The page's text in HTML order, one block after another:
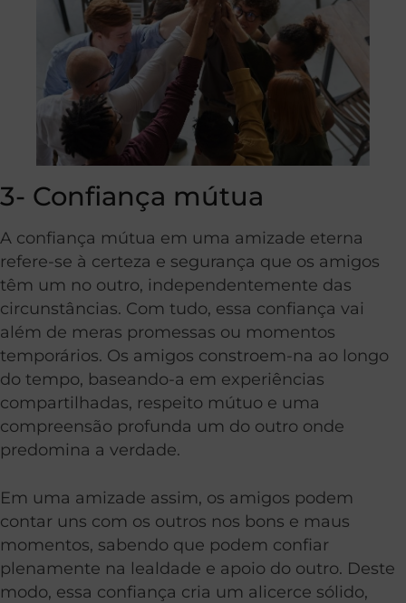
3- Confiança mútua
A confiança mútua em uma amizade eterna
refere-se à certeza e segurança que os amigos
têm um no outro, independentemente das
circunstâncias. Com tudo, essa confiança vai
além de meras promessas ou momentos
temporários. Os amigos constroem-na ao longo
do tempo, baseando-a em experiências
compartilhadas, respeito mútuo e uma
compreensão profunda um do outro onde
predomina a verdade.
Em uma amizade assim, os amigos podem
contar uns com os outros nos bons e maus
momentos, sabendo que podem confiar
plenamente na lealdade e apoio do outro. Deste
modo, essa confiança cria um alicerce sólido,